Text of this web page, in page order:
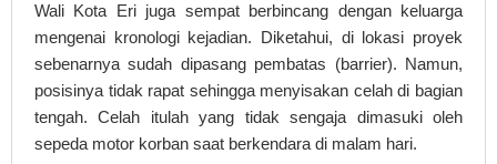
Wali Kota Eri juga sempat berbincang dengan keluarga
mengenai kronologi kejadian. Diketahui, di lokasi proyek
sebenarnya sudah dipasang pembatas (barrier). Namun,
posisinya tidak rapat sehingga menyisakan celah di bagian
tengah. Celah itulah yang tidak sengaja dimasuki oleh
sepeda motor korban saat berkendara di malam hari.